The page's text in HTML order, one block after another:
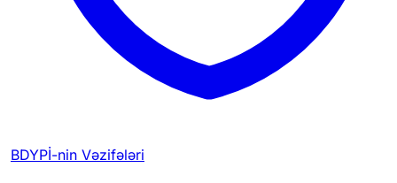
BDYPİ-nin Vəzifələri